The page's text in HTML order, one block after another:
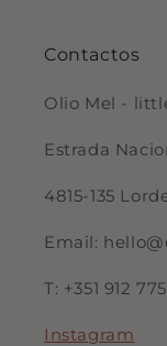
Contactos
Olio Mel -
Estrada
4815-135
Email:
T: +351 912
Instagram